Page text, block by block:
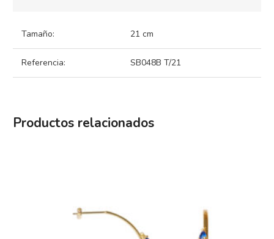
Tamaño: 21 cm
Referencia: SB048B T/21
Productos relacionados